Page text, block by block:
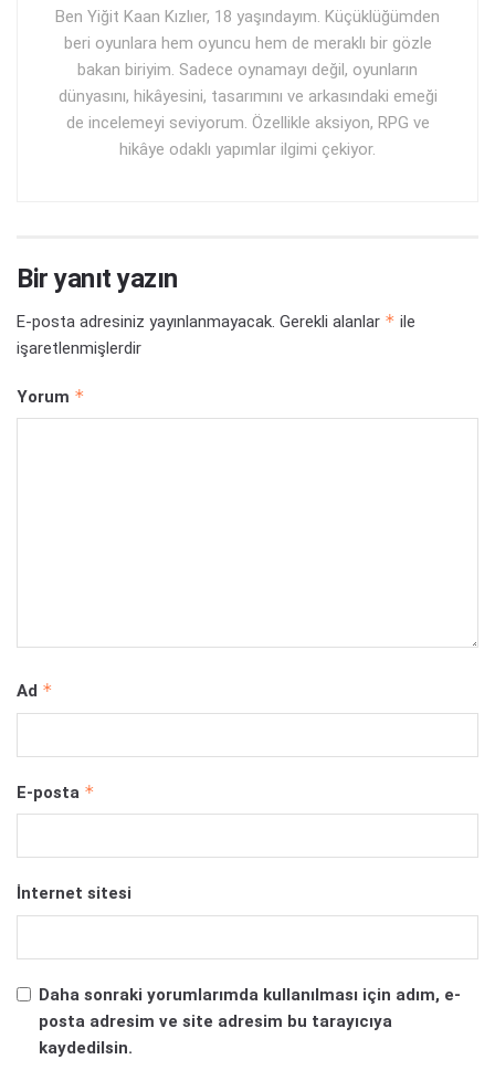
Ben Yiğit Kaan Kızlıer, 18 yaşındayım. Küçüklüğümden
beri oyunlara hem oyuncu hem de meraklı bir gözle
bakan biriyim. Sadece oynamayı değil, oyunların
dünyasını, hikâyesini, tasarımını ve arkasındaki emeği
de incelemeyi seviyorum. Özellikle aksiyon, RPG ve
hikâye odaklı yapımlar ilgimi çekiyor.
Bir yanıt yazın
E-posta adresiniz yayınlanmayacak. Gerekli alanlar * ile
işaretlenmişlerdir
Yorum *
Ad *
E-posta *
İnternet sitesi
Daha sonraki yorumlarımda kullanılması için adım, e-
posta adresim ve site adresim bu tarayıcıya
kaydedilsin.